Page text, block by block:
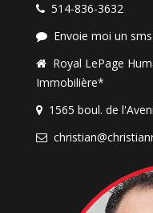
514-836-3632
Envoie moi un
Royal LePage
Immobilière*
1565 boul. de